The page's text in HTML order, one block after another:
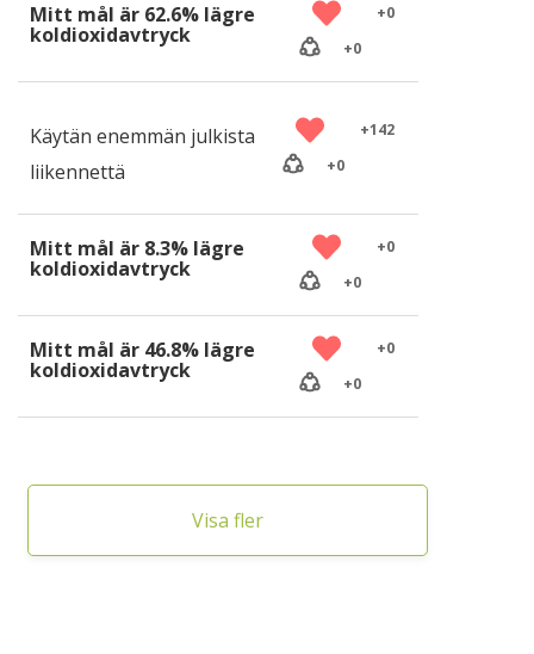
Mitt mål är 62.6% lägre
koldioxidavtryck
+0
+0
Käytän enemmän julkista
liikennettä
+142
+0
Mitt mål är 8.3% lägre
koldioxidavtryck
+0
+0
Mitt mål är 46.8% lägre
koldioxidavtryck
+0
+0
Visa fler